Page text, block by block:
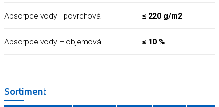
Absorpce vody - povrchová ≤ 220 g/m2
Absorpce vody – objemová ≤ 10 %
Sortiment